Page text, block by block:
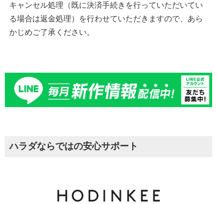
キャンセル処理（既に決済手続きを行っていただいてい
る場合は返金処理）を行わせていただきますので、あら
かじめご了承ください。
ハラダならではの安心サポート